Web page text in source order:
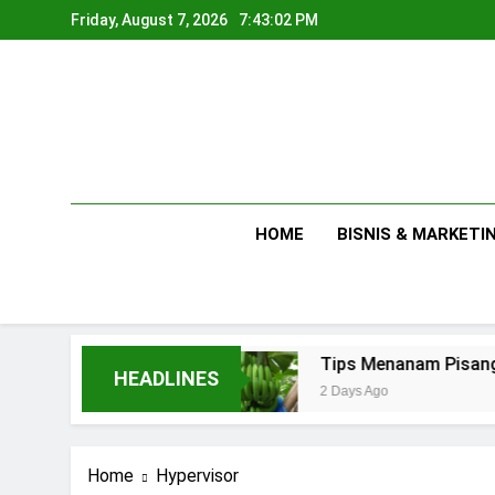
to
Friday, August 7, 2026 7:43:03 PM
HOME BISNIS &
HEADLINES
Tips Menanam Pisang :
2 Days Ago
Home Hypervisor